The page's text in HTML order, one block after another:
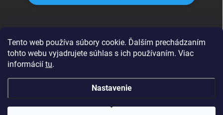
Tento web používa súbory cookie. Ďalším prechádzaním
tohto webu vyjadrujete súhlas s ich používaním. Viac
informácií tu.
Nastavenie
VKÚ Harmanec
CBS Slovensko
Copyright 2026svetmap.sk. Všetky práva vyhradené.Upraviť